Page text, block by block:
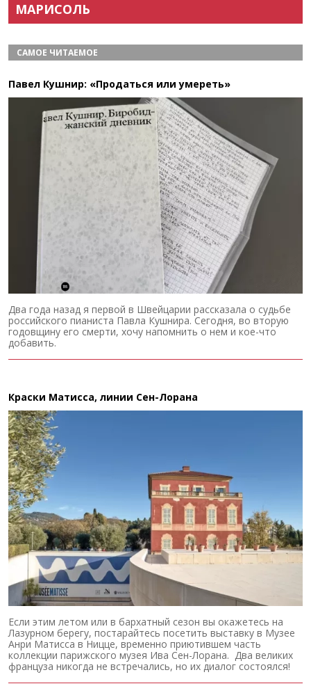
МАРИСОЛЬ
САМОЕ ЧИТАЕМОЕ
Павел Кушнир: «Продаться или умереть»
Два года назад я первой в Швейцарии рассказала о судьбе
российского пианиста Павла Кушнира. Сегодня, во вторую
годовщину его смерти, хочу напомнить о нем и кое-что
добавить.
Краски Матисса, линии Сен-Лорана
Если этим летом или в бархатный сезон вы окажетесь на
Лазурном берегу, постарайтесь посетить выставку в Музее
Анри Матисса в Ницце, временно приютившем часть
коллекции парижского музея Ива Сен-Лорана. Два великих
француза никогда не встречались, но их диалог состоялся!